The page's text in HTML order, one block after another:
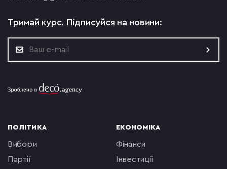
Тримай курс. Підписуйся на новини:
ПОЛІТИКА
вибори
партії
ЕКОНОМІКА
фінанси
інвестиції